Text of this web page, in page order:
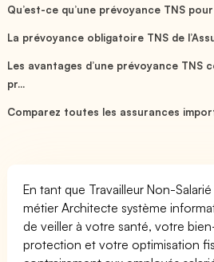
Qu’est-ce qu’une prévoyance TNS
La prévoyance obligatoire TNS de
Les avantages d’une prévoyance TNS
pr...
Comparez toutes les assurances
En tant que Travailleur Non-
métier Architecte système
de veiller à votre santé, votre
protection et votre optimisation